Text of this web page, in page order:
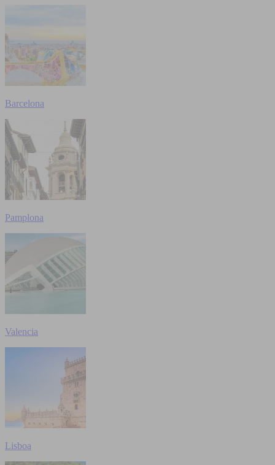
Barcelona
Pamplona
Valencia
Lisboa